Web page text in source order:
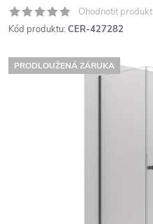
Ohodnotit produkt
Kód produktu: CER-427282
PRODLOUŽENÁ ZÁRUKA